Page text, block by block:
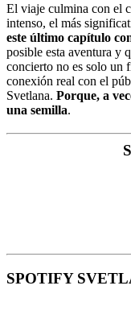
El viaje culmina con el
intenso, el más
este último capítulo
posible esta aventura y
concierto no es solo un
conexión real con el
Svetlana. Porque, a
una semilla.
SPOTIFY